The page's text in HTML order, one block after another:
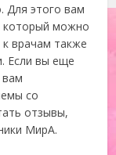
Для этого вам
который можно
врачам также
Если вы еще
вам
со
отзывы,
МирА.